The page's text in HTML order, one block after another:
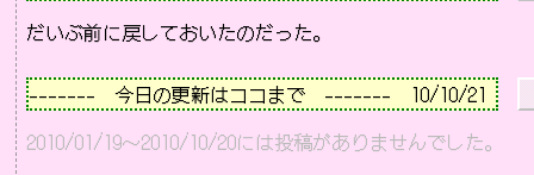
-------　今日の更新はココまで　-------  10/10/21
2010/01/19～2010/10/20には投稿がありませんでした。